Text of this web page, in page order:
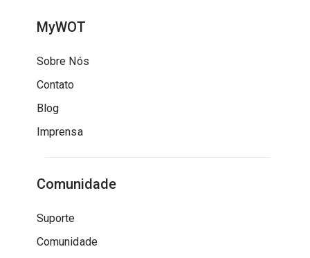
MyWOT
Sobre Nós
Contato
Blog
Imprensa
Comunidade
Suporte
Comunidade